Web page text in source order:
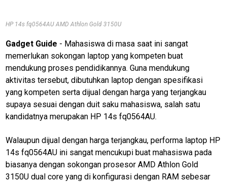
HP 14s fq0564AU AMD Athlon Gold 3150U
Gadget Guide - Mahasiswa di masa saat ini sangat
memerlukan sokongan laptop yang kompeten buat
mendukung proses pendidikannya. Guna mendukung
aktivitas tersebut, dibutuhkan laptop dengan spesifikasi
yang kompeten serta dijual dengan harga yang terjangkau
supaya sesuai dengan duit saku mahasiswa, salah satu
kandidatnya merupakan HP 14s fq0564AU.
Walaupun dijual dengan harga terjangkau, performa laptop HP
14s fq0564AU ini sangat mencukupi buat mahasiswa pada
biasanya dengan sokongan prosesor AMD Athlon Gold
3150U dual core yang di konfigurasi dengan RAM sebesar